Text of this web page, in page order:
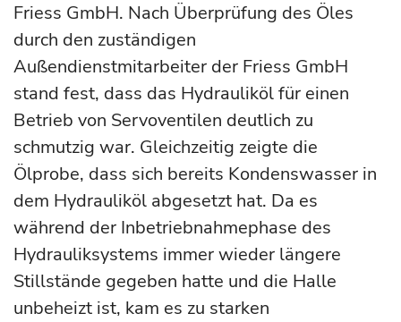
Friess GmbH. Nach Überprüfung des Öles
durch den zuständigen
Außendienstmitarbeiter der Friess GmbH
stand fest, dass das Hydrauliköl für einen
Betrieb von Servoventilen deutlich zu
schmutzig war. Gleichzeitig zeigte die
Ölprobe, dass sich bereits Kondenswasser in
dem Hydrauliköl abgesetzt hat. Da es
während der Inbetriebnahmephase des
Hydrauliksystems immer wieder längere
Stillstände gegeben hatte und die Halle
unbeheizt ist, kam es zu starken